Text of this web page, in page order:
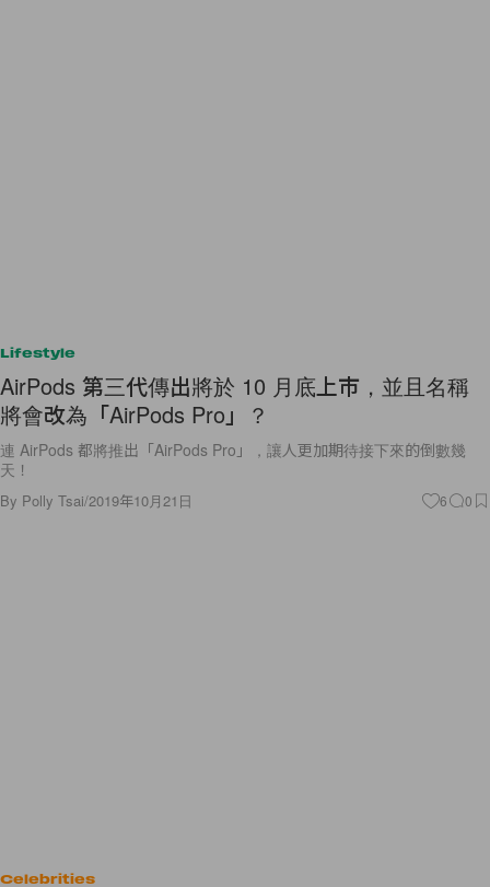
Lifestyle
AirPods 第三代傳出將於 10 月底上市，並且名稱
將會改為「AirPods Pro」？
連 AirPods 都將推出「AirPods Pro」，讓人更加期待接下來的倒數幾
天！
By Polly Tsai/2019年10月21日 6 0
Celebrities